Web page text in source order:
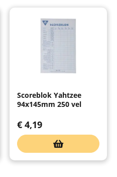
Scoreblok Yahtzee
94x145mm 250 vel
€ 4,19